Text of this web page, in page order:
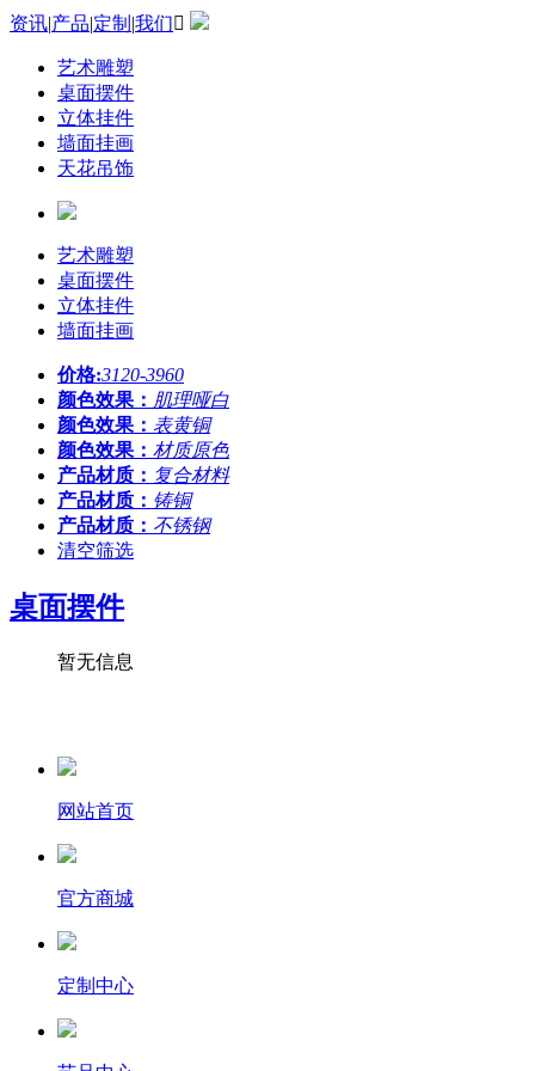
资讯|产品|定制 |我们
艺术雕塑
桌面摆件
立体挂件
墙面挂画
天花吊饰
艺术雕塑
桌面摆件
立体挂件
墙面挂画
价格:3120-3960
颜色效果： 肌理哑白
颜色效果： 表黄铜
颜色效果： 材质原色
产品材质： 复合材料
产品材质： 铸铜
产品材质： 不锈钢
清空筛选
桌面摆件
暂无信息
网站首页
官方商城
定制中心